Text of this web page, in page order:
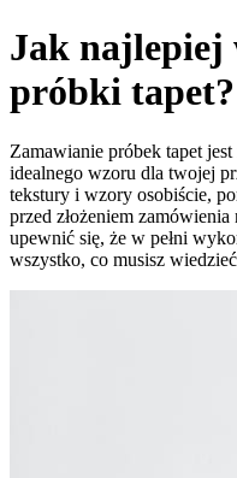
Jak najlepiej
próbki tapet?
Zamawianie próbek tapet
idealnego wzoru dla twojej
tekstury i wzory osobiście,
przed złożeniem
upewnić się, że w pełni
wszystko, co musisz